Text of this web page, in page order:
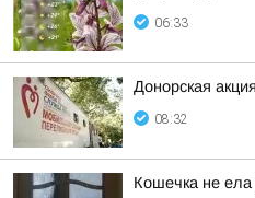
06:33
Донорская
08:32
Кошечка не